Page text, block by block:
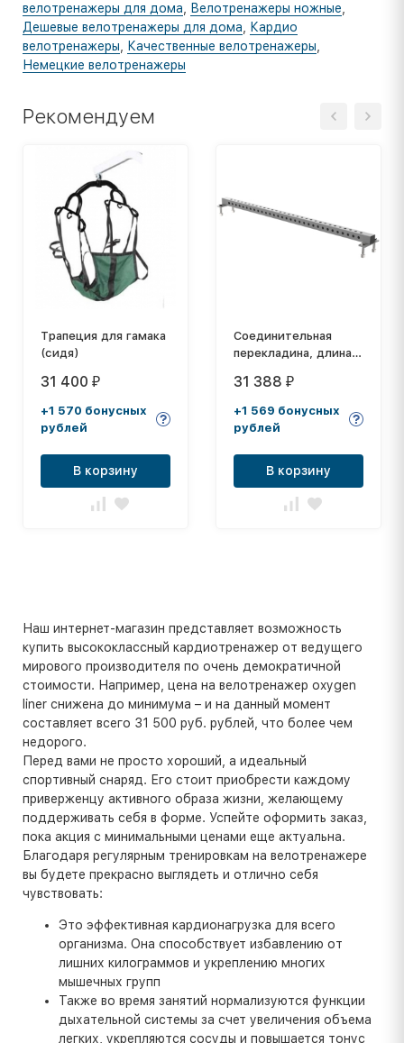
велотренажеры для дома
Велотренажеры ножные
Дешевые велотренажеры для дома
Кардио
велотренажеры
Качественные велотренажеры
Немецкие велотренажеры
Рекомендуем
Трапеция для гамака
(сидя)
31 400 ₽
+1 570 бонусных
рублей
В корзину
Соединительная
перекладина, длина
31 388 ₽
+1 569 бонусных
рублей
В корзину
Наш интернет-магазин представляет возможность
купить высококлассный кардиотренажер от ведущего
мирового производителя по очень демократичной
стоимости. Например, цена на велотренажер oxygen
liner снижена до минимума – и на данный момент
составляет всего 31 500 руб. рублей, что более чем
недорого.
Перед вами не просто хороший, а идеальный
спортивный снаряд. Его стоит приобрести каждому
приверженцу активного образа жизни, желающему
поддерживать себя в форме. Успейте оформить заказ,
пока акция с минимальными ценами еще актуальна.
Благодаря регулярным тренировкам на велотренажере
вы будете прекрасно выглядеть и отлично себя
чувствовать:
Это эффективная кардионагрузка для всего
организма. Она способствует избавлению от
лишних килограммов и укреплению многих
мышечных групп
Также во время занятий нормализуются функции
дыхательной системы за счет увеличения объема
легких, укрепляются сосуды и повышается тонус